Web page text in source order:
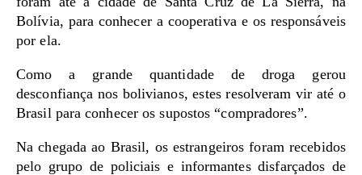
Bolívia, para conhecer a cooperativa e os responsáveis
por ela.
Como a grande quantidade de droga gerou
desconfiança nos bolivianos, estes resolveram vir até o
Brasil para conhecer os supostos “compradores”.
Na chegada ao Brasil, os estrangeiros foram recebidos
pelo grupo de policiais e informantes disfarçados de